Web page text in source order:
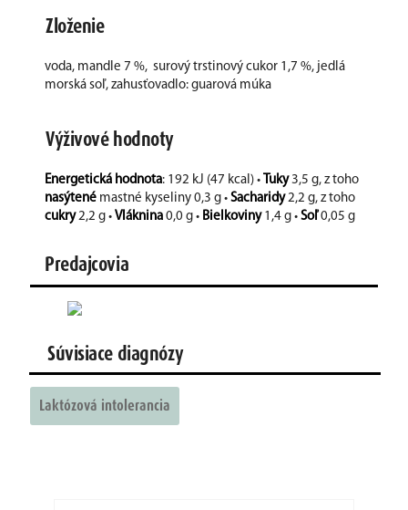
Zloženie
voda, mandle 7 %, surový trstinový cukor 1,7 %, jedlá
morská soľ, zahusťovadlo: guarová múka
Výživové hodnoty
Energetická hodnota: 192 kJ (47 kcal) • Tuky3,5 g, z toho
nasýtené mastné kyseliny 0,3 g • Sacharidy2,2 g, z toho
cukry2,2 g • Vláknina 0,0 g • Bielkoviny1,4 g • Soľ0,05 g
Predajcovia
Súvisiace diagnózy
Laktózová intolerancia